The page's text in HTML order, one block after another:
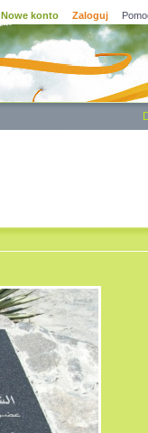
Nowe konto Zaloguj